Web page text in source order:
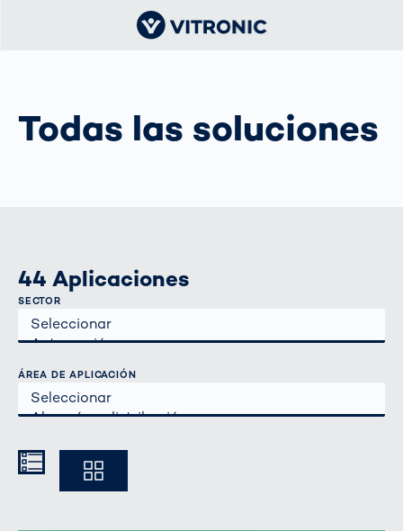
Todas las soluciones
44 Aplicaciones
SECTOR
ÁREA DE APLICACIÓN
Kompakt